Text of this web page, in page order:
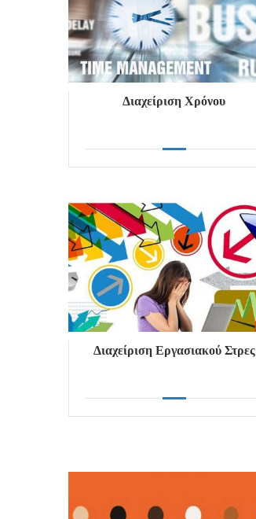
Διαχείριση Χρόνου
Διαχείριση Εργασιακού Στρες